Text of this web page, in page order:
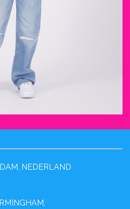
NEDERLAND